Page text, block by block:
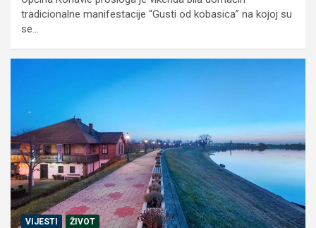
tradicionalne manifestacije “Gusti od kobasica” na kojoj su
se…
VIJESTI ŽIVOT